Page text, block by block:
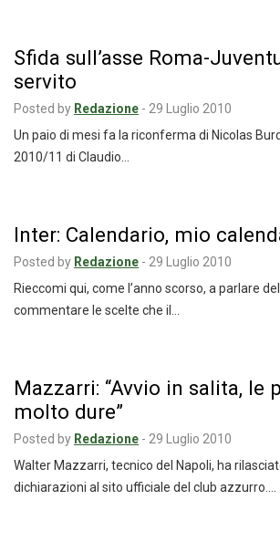
Sfida sull’asse Roma-
servito
Posted by Redazione - 29 Luglio 2010
Un paio di mesi fa la riconferma di Nicolas
2010/11 di Claudio…
Inter: Calendario, mio
Posted by Redazione - 29 Luglio 2010
Rieccomi qui, come l’anno scorso, a parlare
commentare le scelte che il…
Mazzarri: “Avvio in salita, le
molto dure”
Posted by Redazione - 29 Luglio 2010
Walter Mazzarri, tecnico del Napoli, ha
dichiarazioni al sito ufficiale del club azzurro.…